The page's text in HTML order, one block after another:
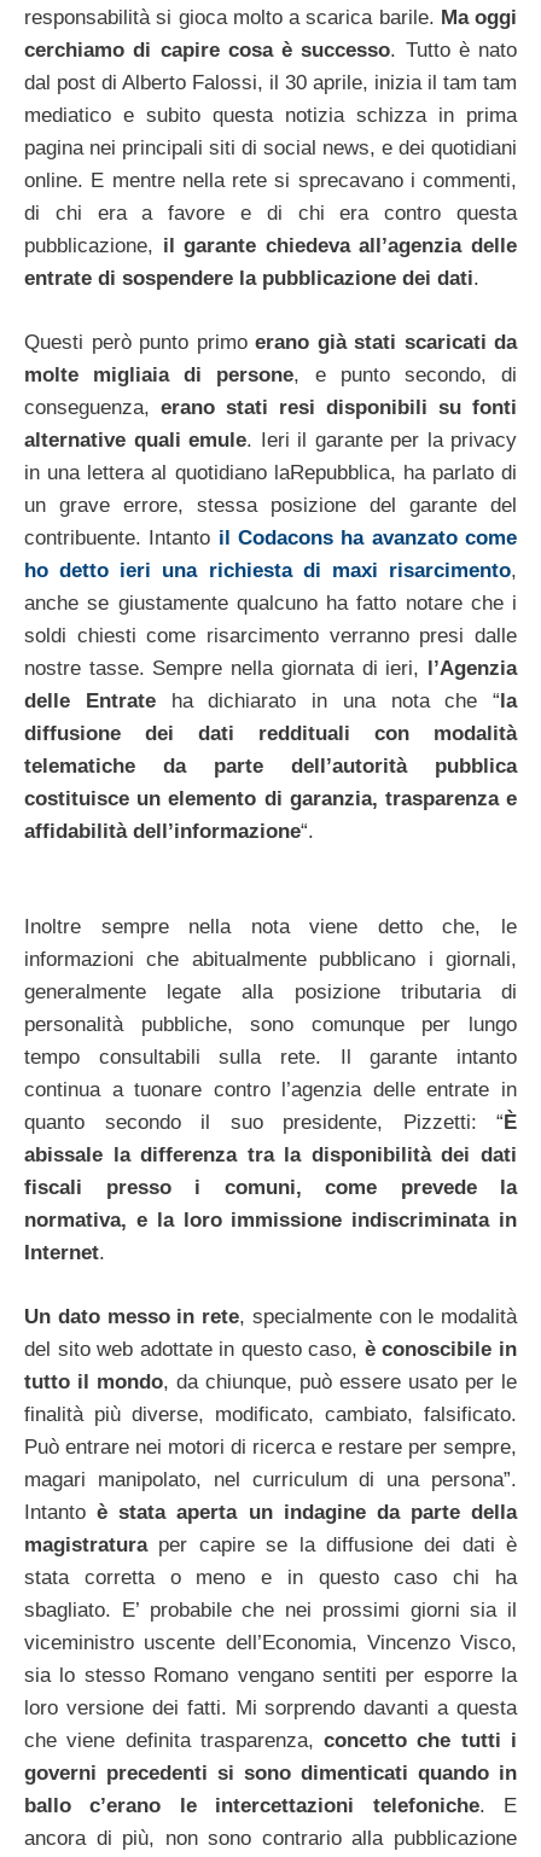
responsabilità si gioca molto a scarica barile. Ma oggi
cerchiamo di capire cosa è successo. Tutto è nato
dal post di Alberto Falossi, il 30 aprile, inizia il tam tam
mediatico e subito questa notizia schizza in prima
pagina nei principali siti di social news, e dei quotidiani
online. E mentre nella rete si sprecavano i commenti,
di chi era a favore e di chi era contro questa
pubblicazione, il garante chiedeva all’agenzia delle
entrate di sospendere la pubblicazione dei dati.
Questi però punto primo erano già stati scaricati da
molte migliaia di persone, e punto secondo, di
conseguenza, erano stati resi disponibili su fonti
alternative quali emule. Ieri il garante per la privacy
in una lettera al quotidiano laRepubblica, ha parlato di
un grave errore, stessa posizione del garante del
contribuente. Intanto il Codacons ha avanzato come
ho detto ieri una richiesta di maxi risarcimento,
anche se giustamente qualcuno ha fatto notare che i
soldi chiesti come risarcimento verranno presi dalle
nostre tasse. Sempre nella giornata di ieri, l’Agenzia
delle Entrateha dichiarato in una nota che “la
diffusione dei dati reddituali con modalità
telematiche da parte dell’autorità pubblica
costituisce un elemento di garanzia, trasparenza e
affidabilità dell’informazione“.
Inoltre sempre nella nota viene detto che, le
informazioni che abitualmente pubblicano i giornali,
generalmente legate alla posizione tributaria di
personalità pubbliche, sono comunque per lungo
tempo consultabili sulla rete. Il garante intanto
continua a tuonare contro l’agenzia delle entrate in
quanto secondo il suo presidente, Pizzetti: “È
abissale la differenza tra la disponibilità dei dati
fiscali presso i comuni, come prevede la
normativa, e la loro immissione indiscriminata in
Internet.
Un dato messo in rete, specialmente con le modalità
del sito web adottate in questo caso, è conoscibile in
tutto il mondo, da chiunque, può essere usato per le
finalità più diverse, modificato, cambiato, falsificato.
Può entrare nei motori di ricerca e restare per sempre,
magari manipolato, nel curriculum di una persona”.
Intantoè stata aperta un indagine da parte della
magistraturaper capire se la diffusione dei dati è
stata corretta o meno e in questo caso chi ha
sbagliato. E’ probabile che nei prossimi giorni sia il
viceministro uscente dell’Economia, Vincenzo Visco,
sia lo stesso Romano vengano sentiti per esporre la
loro versione dei fatti. Mi sorprendo davanti a questa
che viene definita trasparenza,concetto che tutti i
governi precedenti si sono dimenticati quando in
ballo c’erano le intercettazioni telefoniche. E
ancora di più, non sono contrario alla pubblicazione